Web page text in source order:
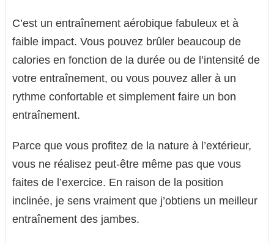
C’est un entraînement aérobique fabuleux et à
faible impact. Vous pouvez brûler beaucoup de
calories en fonction de la durée ou de l’intensité de
votre entraînement, ou vous pouvez aller à un
rythme confortable et simplement faire un bon
entraînement.
Parce que vous profitez de la nature à l’extérieur,
vous ne réalisez peut-être même pas que vous
faites de l’exercice. En raison de la position
inclinée, je sens vraiment que j’obtiens un meilleur
entraînement des jambes.